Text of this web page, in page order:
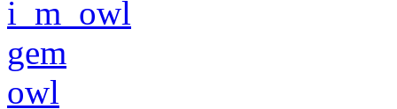
i_m_owl
gem
owl